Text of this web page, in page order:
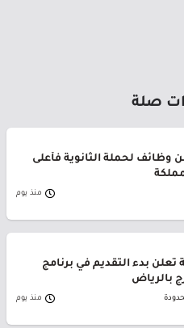
صلة
لحملة الثانوية فأعلى
منذ يوم
تعلن بدء التقديم في برنامج
بالرياض
منذ يوم